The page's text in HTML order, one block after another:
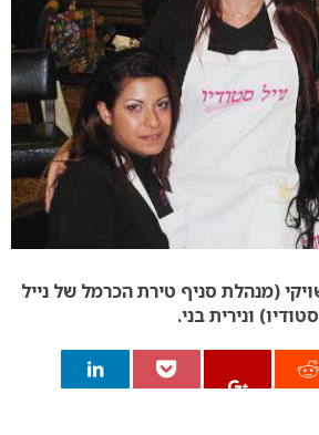
(מנהלת סניף טירת הכרמל של נייל
סטודיו) ונירית בני.